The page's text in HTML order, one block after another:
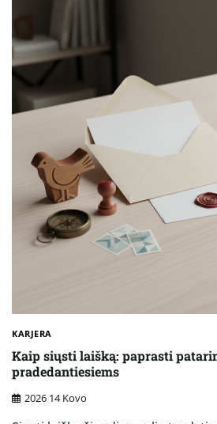
KARJERA
Kaip siųsti laišką: paprasti
pradedantiesiems
2026 14 Kovo